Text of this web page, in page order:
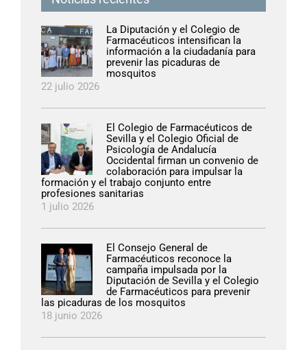
La Diputación y el Colegio de
Farmacéuticos intensifican la
información a la ciudadanía para
prevenir las picaduras de
mosquitos
22 julio 2026
El Colegio de Farmacéuticos de
Sevilla y el Colegio Oficial de
Psicología de Andalucía
Occidental firman un convenio de
colaboración para impulsar la
formación y el trabajo conjunto entre
profesiones sanitarias
1 julio 2026
El Consejo General de
Farmacéuticos reconoce la
campaña impulsada por la
Diputación de Sevilla y el Colegio
de Farmacéuticos para prevenir
las picaduras de los mosquitos
18 junio 2026